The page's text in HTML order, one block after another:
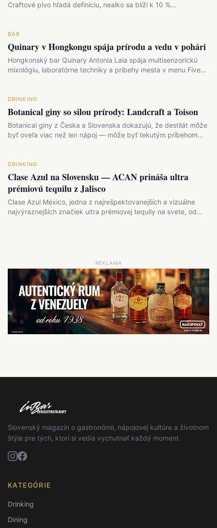
Craftové pivo hľadá definíciu, nealko sa blíži k 10 %…
BAR
Quinary v Hongkongu spája prírodu a vedu v pohári
Hongkonský bar Quinary Antonia Laia spája multisenzorickú
mixológiu, laboratórne techniky a príbehy mesta v menu Five…
DRINKING
Botanical giny so silou prírody: Landcraft a Toison
Botanical giny z Česka a Slovenska dokazujú, že destilát môže
byť oveľa viac než len nápoj — môže byť tekutým príbehom…
DRINKING
Clase Azul na Slovensku — ACAN prináša ultra
prémiovú tequilu z Jalisco
Clase Azul México, jedna z najrešpektovanejších a vizuálne
najvýraznejších značiek ultra prémiovej tequily na svete, od…
REKLAMA
Slovenský magazín o gastronómii, nápojovej kultúre a životnom
štýle pre tých, ktorí si vedia vychutnať každý moment.
KATEGÓRIE
Drinking
Dining